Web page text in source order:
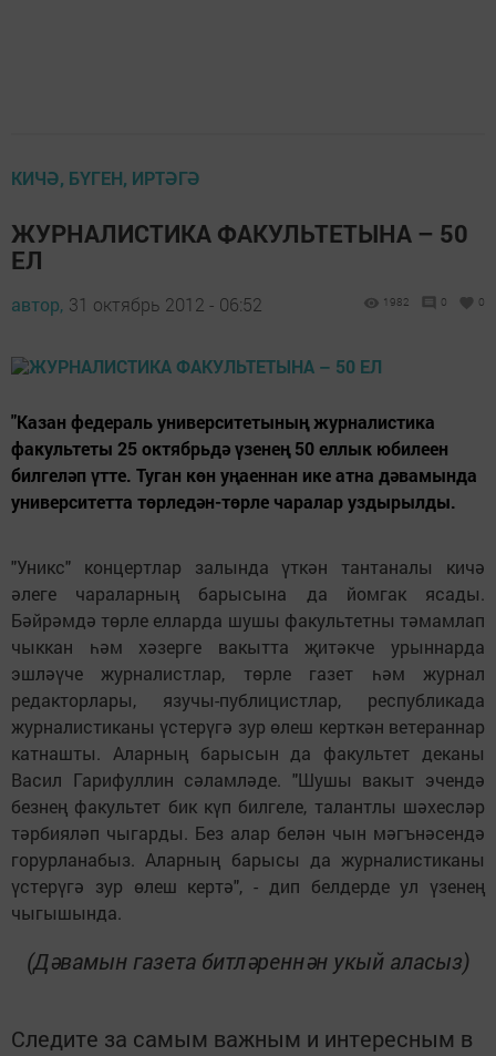
КИЧӘ, БҮГЕН, ИРТӘГӘ
ЖУРНАЛИСТИКА ФАКУЛЬТЕТЫНА – 50
ЕЛ
автор, 31 октябрь 2012 - 06:52 1982 0 0
"Казан федераль универ­ситетының журналистика
факультеты 25 октябрьдә үзенең 50 еллык юбилеен
билгеләп үтте. Туган көн уңаеннан ике атна дәвамында
университетта төрледән-төрле чаралар уздырылды.
"Уникс" концертлар залында үткән тантаналы кичә
әлеге чараларның барысына да йомгак ясады.
Бәйрәмдә төрле елларда шушы факультетны тәмамлап
чыккан һәм хәзерге вакытта җитәкче урыннарда
эшләүче журналистлар, төрле газет һәм журнал
редакторлары, язучы-публицистлар, республикада
журналистиканы үстерүгә зур өлеш керткән ветераннар
катнашты. Аларның барысын да факультет деканы
Васил Гарифуллин сәламләде. "Шушы вакыт эчендә
безнең факультет бик күп билгеле, талантлы шәхесләр
тәрбияләп чыгарды. Без алар белән чын мәгънәсендә
горурланабыз. Аларның барысы да журналистиканы
үстерүгә зур өлеш кертә", - дип белдерде ул үзенең
чыгышында.
(Дәвамын газета битләреннән укый аласыз)
Следите за самым важным и интересным в